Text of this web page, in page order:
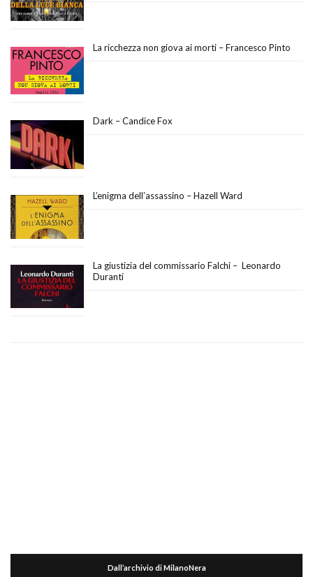
La ricchezza non giova ai morti – Francesco Pinto
Dark – Candice Fox
L’enigma dell’assassino – Hazell Ward
La giustizia del commissario Falchi – Leonardo
Duranti
Dall’archivio di MilanoNera